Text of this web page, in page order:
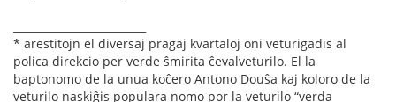
* arestitojn el diversaj pragaj kvartaloj oni veturigadis al
polica direkcio per verde ŝmirita ĉevalveturilo. El la
baptonomo de la unua koĉero Antono Douŝa kaj koloro de la
veturilo naskiĝis populara nomo por la veturilo “verda